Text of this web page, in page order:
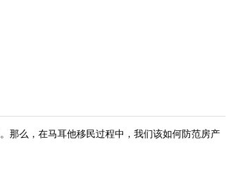
那么，在马耳他移民过程中，我们该如何防范房产